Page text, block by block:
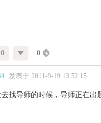
0
发表于 2011-9-19 13:52:15
找导师的时候，导师正在出